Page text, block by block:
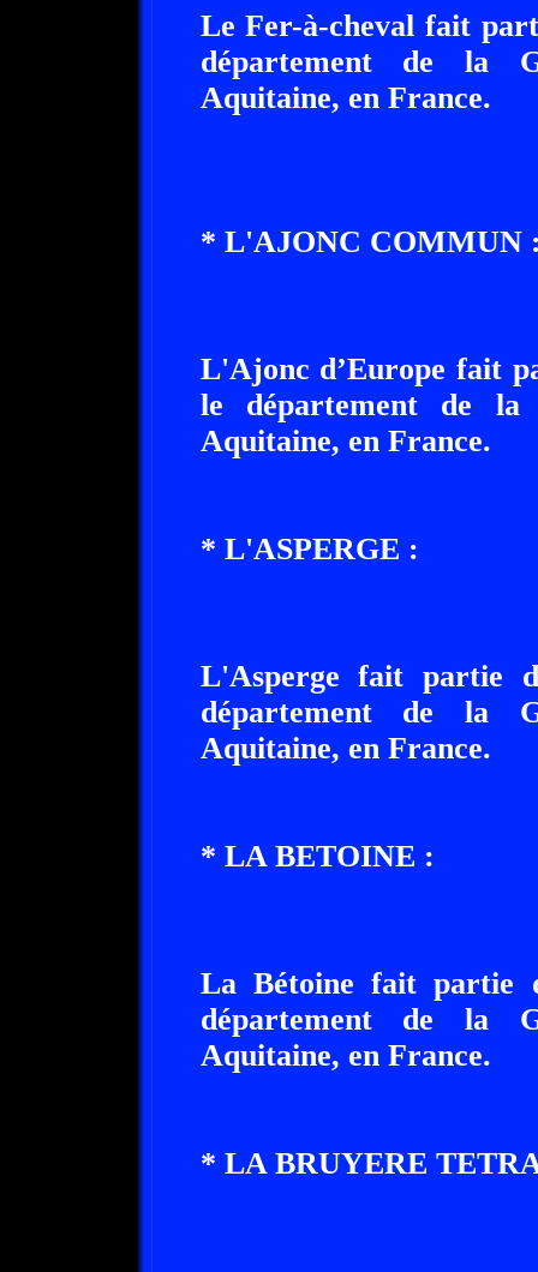
Le Fer-à-cheval fait
département de la
Aquitaine, en France.
* L'AJONC COMMUN
L'Ajonc d’Europe fait
le département de la
Aquitaine, en France.
* L'ASPERGE :
L'Asperge fait partie
département de la
Aquitaine, en France.
* LA BETOINE :
La Bétoine fait partie
département de la
Aquitaine, en France.
* LA BRUYERE